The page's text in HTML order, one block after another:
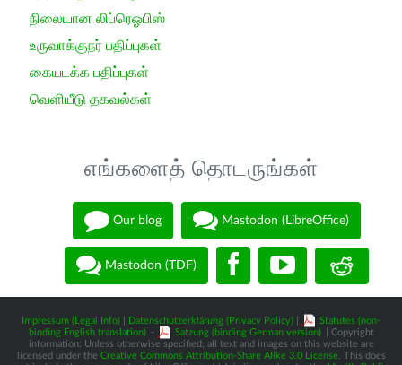
நிலையான லிப்ரெஓபிஸ்
உருவாக்குநர் பதிப்புகள்
கையடக்க பதிப்புகள்
வெளியீடு தகவல்கள்
எங்களைத் தொடருங்கள்
Our blog Mastodon (LibreOffice)
Mastodon (TDF)
Impressum (Legal Info) Datenschutzerklärung (Privacy Policy)
Statutes (non-
binding English translation) - Satzung (binding German version)
| Copyright
information: Unless otherwise specified, all text and images on this website are
licensed under the Creative Commons Attribution-Share Alike 3.0 License. This does